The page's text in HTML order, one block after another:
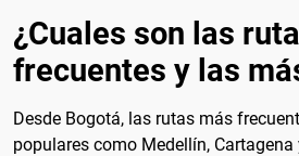
¿Cuales son las
frecuentes y las
Desde Bogotá, las rutas más
populares como Medellín,